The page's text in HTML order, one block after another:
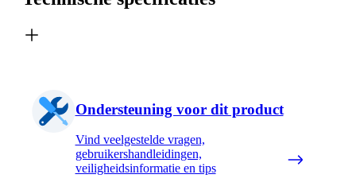
Ondersteuning voor dit product
Vind veelgestelde vragen,
gebruikershandleidingen,
veiligheidsinformatie en tips